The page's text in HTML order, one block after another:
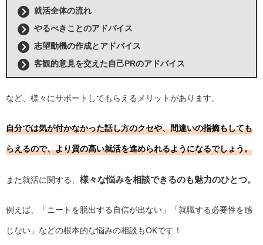
就活全体の流れ
やるべきことのアドバイス
志望動機の作成とアドバイス
客観的意見を交えた自己PRのアドバイス
など、様々にサポートしてもらえるメリットがあります。
自分では気が付かなかった話し方のクセや、間違いの指摘もしても
らえるので、より質の高い就活を進められるようになるでしょう。
また就活に関する、 様々な悩みを相談できるのも魅力のひとつ。
例えば、「ニートを脱出する自信が出ない」「就職する必要性を感
じない」などの根本的な悩みの相談もOKです！